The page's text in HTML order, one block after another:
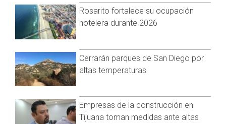
Comercio, Servicios y Turismo de Tijuana (Canaco), Julián
Palombo Saucedo, declaró que las largas filas no han
afectado al sector turístico de la región.
Rosarito fortalece su ocupación
hotelera durante 2026
Cerrarán parques de San Diego por
altas temperaturas
Empresas de la construcción en
Tijuana toman medidas ante altas